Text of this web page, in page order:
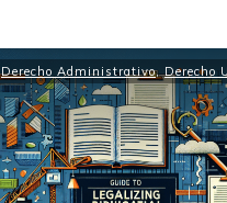
Derecho Administrativo,Derecho